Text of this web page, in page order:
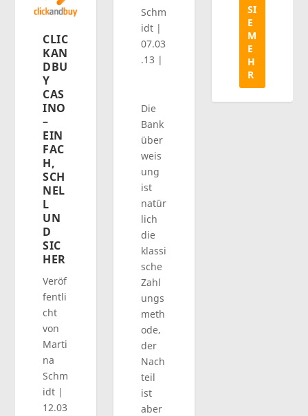
CLIC
KAN
DBU
Y
CAS
INO
–
EIN
FAC
H,
SCH
NEL
L
UN
D
SIC
HER
Veröf
fentli
cht
von
Marti
na
Schm
idt |
12.03
Schm
idt |
07.03
.13 |
Die
Bank
über
weis
ung
ist
natür
lich
die
klassi
sche
Zahl
ungs
meth
ode,
der
Nach
teil
ist
aber
SI
E
M
E
H
R